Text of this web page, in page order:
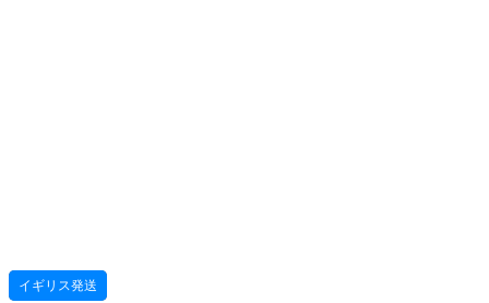
イギリス発送